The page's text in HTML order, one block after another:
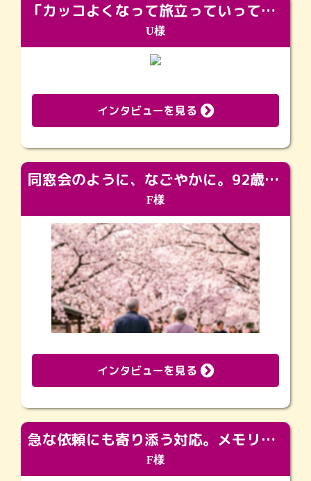
「カッコよくなって旅立っていってくれました（笑）もっとカッコいいって言ってあげればよかったな」
U様
インタビューを見る
同窓会のように、なごやかに。92歳の旅立ちを彩った、再会と感謝の場
F様
インタビューを見る
急な依頼にも寄り添う対応。メモリアルコーナーで振り返る大切な日々
F様